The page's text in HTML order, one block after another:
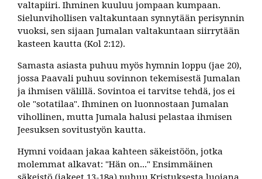
valtapiiri. Ihminen kuuluu jompaan kumpaan.
Sielunvihollisen valtakuntaan synnytään perisynnin
vuoksi, sen sijaan Jumalan valtakuntaan siirrytään
kasteen kautta (Kol 2:12).
Samasta asiasta puhuu myös hymnin loppu (jae 20),
jossa Paavali puhuu sovinnon tekemisestä Jumalan
ja ihmisen välillä. Sovintoa ei tarvitse tehdä, jos ei
ole "sotatilaa". Ihminen on luonnostaan Jumalan
vihollinen, mutta Jumala halusi pelastaa ihmisen
Jeesuksen sovitustyön kautta.
Hymni voidaan jakaa kahteen säkeistöön, jotka
molemmat alkavat: "Hän on..." Ensimmäinen